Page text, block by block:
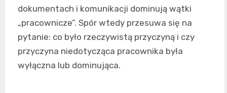
dokumentach i komunikacji dominują wątki
„pracownicze”. Spór wtedy przesuwa się na
pytanie: co było rzeczywistą przyczyną i czy
przyczyna niedotycząca pracownika była
wyłączna lub dominująca.